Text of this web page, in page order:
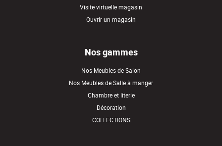
Visite virtuelle magasin
Ouvrir un magasin
Nos gammes
Nos Meubles de Salon
Nos Meubles de Salle à manger
Chambre et literie
Décoration
COLLECTIONS